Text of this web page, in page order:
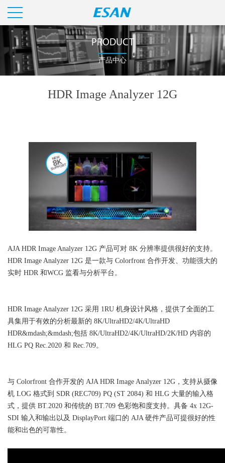
PRODUCT
产品中心
HDR Image Analyzer 12G
AJA HDR Image Analyzer 12G 产品可对 8K 分辨率提供很好的支持。
HDR Image Analyzer 12G 是一款与 Colorfront 合作开发、功能强大的
实时 HDR 和WCG 监看与分析平台。
HDR Image Analyzer 12G 采用 1RU 机身设计风格，提供了全面的工
具集用于有效的分析最新的 8K/UltraHD2/4K/UltraHD
HDR&mdash;&mdash;包括 8K/UltraHD2/4K/UltraHD/2K/HD 内容的
HLG PQ Rec.2020 和 Rec.709。
与 Colorfront 合作开发的 AJA HDR Image Analyzer 12G，支持从摄像
机 LOG 格式到 SDR (REC709) PQ (ST 2084) 和 HLG 大量的输入格
式，提供 BT.2020 和传统的 BT.709 色彩饱和度支持。具备 4x 12G-
SDI 输入和输出以及 DisplayPort 端口的 AJA 硬件产品可提很好的性
能和出色的可靠性。